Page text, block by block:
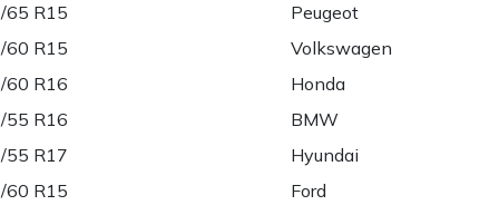
65 R15
60 R15
60 R16
55 R16
55 R17
60 R15
Peugeot
Volkswagen
Honda
BMW
Hyundai
Ford